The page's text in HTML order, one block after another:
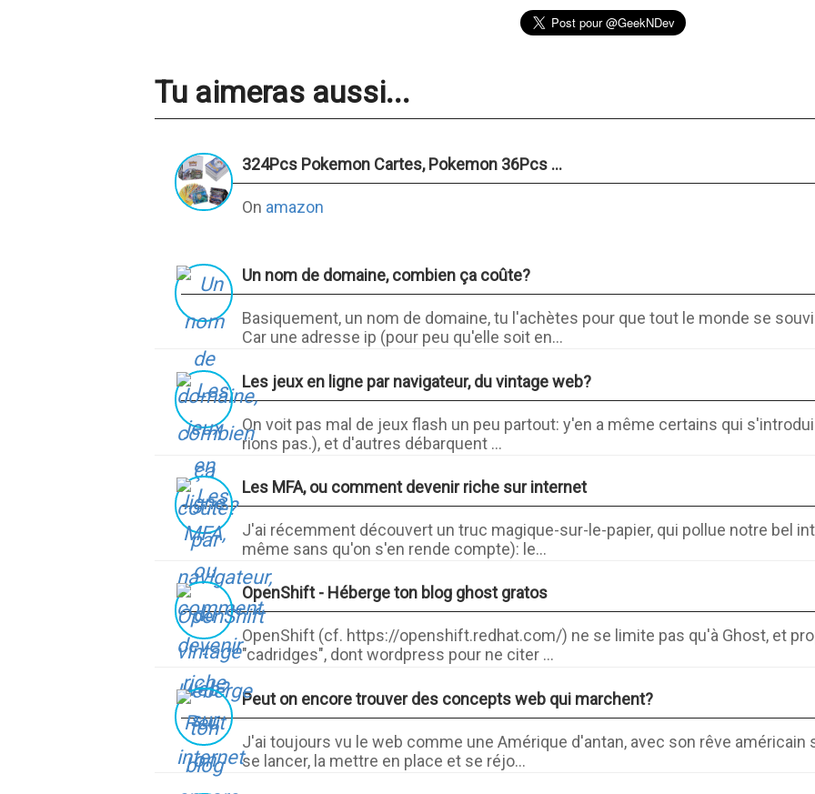
Tu aimeras aussi...
324Pcs Pokemon Cartes, Pokemon 36Pcs ...
On amazon
Un nom de domaine, combien ça coûte?
Basiquement, un nom de domaine, tu l'achètes pour que tout le monde se
Car une adresse ip (pour peu qu'elle soit en...
Les jeux en ligne par navigateur, du vintage web?
On voit pas mal de jeux flash un peu partout: y'en a même certains qui
rions pas.), et d'autres débarquent ...
Les MFA, ou comment devenir riche sur internet
J'ai récemment découvert un truc magique-sur-le-papier, qui pollue notre bel
même sans qu'on s'en rende compte): le...
OpenShift - Héberge ton blog ghost gratos
OpenShift (cf. https://openshift.redhat.com/) ne se limite pas qu'à Ghost, et
"cadridges", dont wordpress pour ne citer ...
Peut on encore trouver des concepts web qui marchent?
J'ai toujours vu le web comme une Amérique d'antan, avec son rêve américain
se lancer, la mettre en place et se réjo...